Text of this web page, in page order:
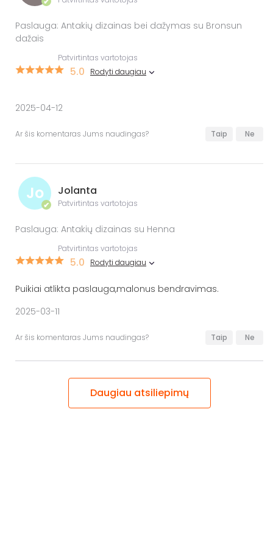
Paslauga: Antakių dizainas bei dažymas su Bronsun
dažais
Patvirtintas vartotojas
5.0 Rodyti daugiau
2025-04-12
Ar šis komentaras Jums naudingas? Taip Ne
Jo
✔
Jolanta
Patvirtintas vartotojas
Paslauga: Antakių dizainas su Henna
Patvirtintas vartotojas
5.0 Rodyti daugiau
Puikiai atlikta paslauga,malonus bendravimas.
2025-03-11
Ar šis komentaras Jums naudingas? Taip Ne
Daugiau atsiliepimų